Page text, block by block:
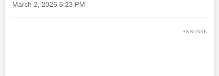
March 2, 2026 6:23 PM
ANNONSE